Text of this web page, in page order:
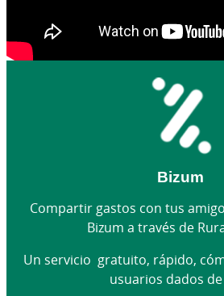
Bizum
Compartir gastos con tus
Bizum a través de
Un servicio gratuito, rápido,
usuarios dados